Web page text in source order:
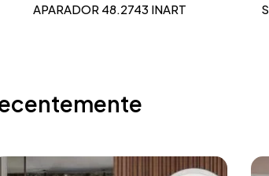
APARADOR 48.2743 INART